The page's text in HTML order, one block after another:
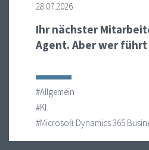
28.07.2026
Ihr nächster
Agent. Aber wer führt
#Allgemein
#KI
#Microsoft Dynamics 365